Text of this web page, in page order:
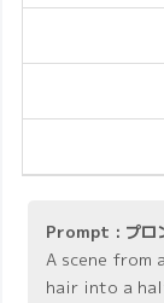
Prompt : プロ
A scene from
hair into a